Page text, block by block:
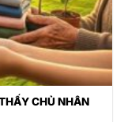
CHỦ NHÂN